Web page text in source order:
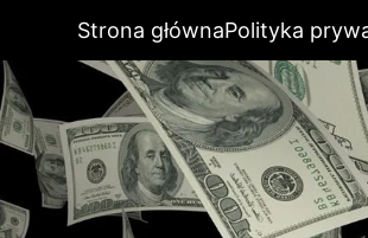
Strona głównaPolityka